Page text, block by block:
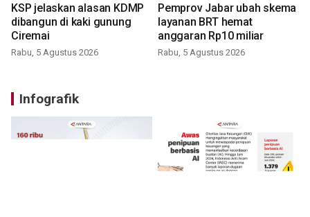
KSP jelaskan alasan KDMP
dibangun di kaki gunung
Ciremai
Rabu, 5 Agustus 2026
Pemprov Jabar ubah skema
layanan BRT hemat
anggaran Rp10 miliar
Rabu, 5 Agustus 2026
Infografik